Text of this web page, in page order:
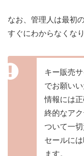
なお、管理人は最初
すぐにわからなくな
キー販売
でお願いい
情報には
終的なア
ついて一切
セールに
ます。